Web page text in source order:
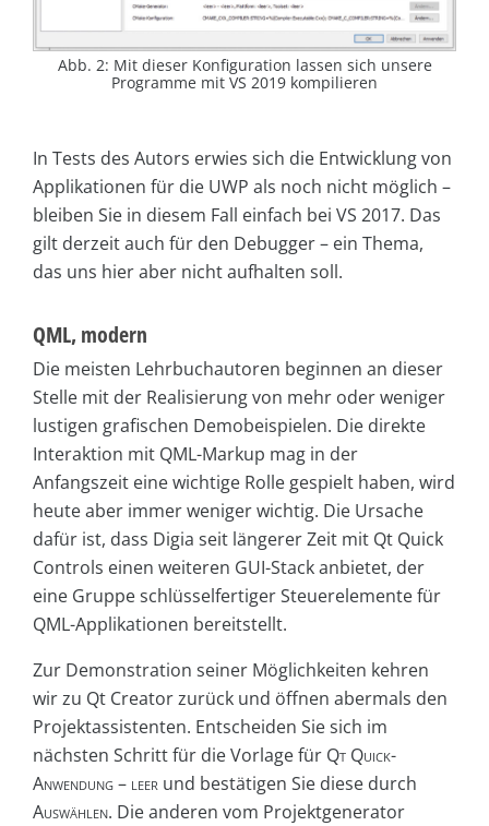
Abb. 2: Mit dieser Konfiguration lassen sich unsere
Programme mit VS 2019 kompilieren
In Tests des Autors erwies sich die Entwicklung von
Applikationen für die UWP als noch nicht möglich –
bleiben Sie in diesem Fall einfach bei VS 2017. Das
gilt derzeit auch für den Debugger – ein Thema,
das uns hier aber nicht aufhalten soll.
QML, modern
Die meisten Lehrbuchautoren beginnen an dieser
Stelle mit der Realisierung von mehr oder weniger
lustigen grafischen Demobeispielen. Die direkte
Interaktion mit QML-Markup mag in der
Anfangszeit eine wichtige Rolle gespielt haben, wird
heute aber immer weniger wichtig. Die Ursache
dafür ist, dass Digia seit längerer Zeit mit Qt Quick
Controls einen weiteren GUI-Stack anbietet, der
eine Gruppe schlüsselfertiger Steuerelemente für
QML-Applikationen bereitstellt.
Zur Demonstration seiner Möglichkeiten kehren
wir zu Qt Creator zurück und öffnen abermals den
Projektassistenten. Entscheiden Sie sich im
nächsten Schritt für die Vorlage für Qt Quick-
Anwendung – leer und bestätigen Sie diese durch
Auswählen. Die anderen vom Projektgenerator